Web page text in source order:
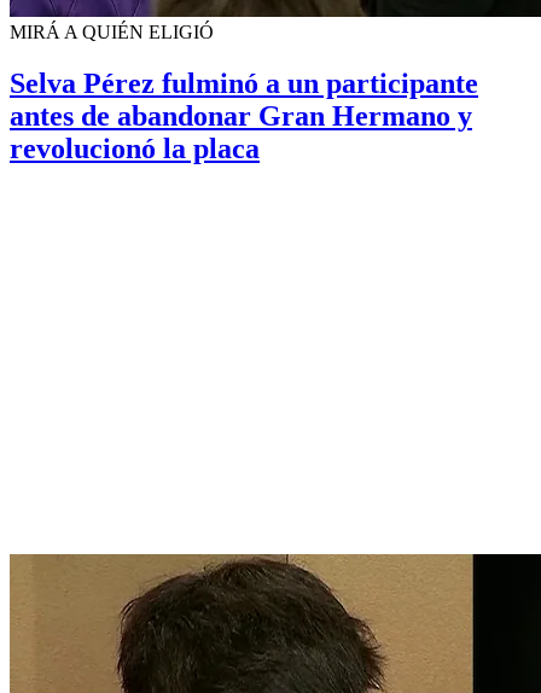
MIRÁ A QUIÉN ELIGIÓ
Selva Pérez fulminó a un participante
antes de abandonar Gran Hermano y
revolucionó la placa